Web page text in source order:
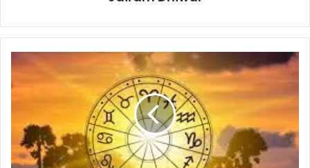
Today
Horoscope
10
November
जानें
आज
का